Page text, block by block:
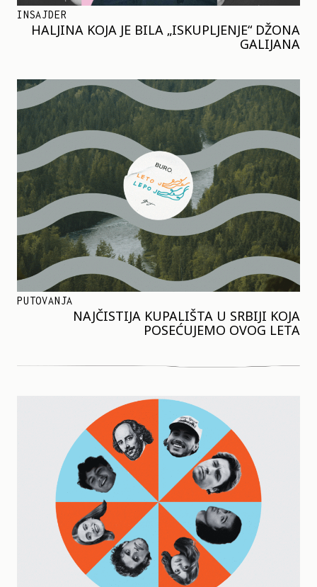
INSAJDER
HALJINA KOJA JE BILA „ISKUPLJENJE“ DŽONA
GALIJANA
PUTOVANJA
NAJČISTIJA KUPALIŠTA U SRBIJI KOJA
POSEĆUJEMO OVOG LETA